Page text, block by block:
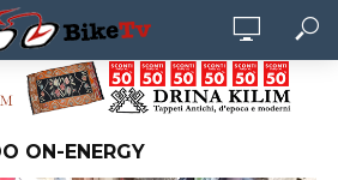
ON-ENERGY